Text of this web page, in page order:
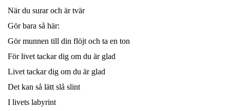
När du surar och är tvär
Gör bara så här:
Gör munnen till din flöjt och ta en ton
För livet tackar dig om du är glad
Livet tackar dig om du är glad
Det kan så lätt slå slint
I livets labyrint